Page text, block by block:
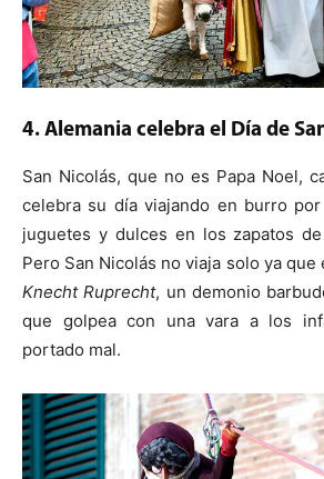
4. Alemania celebra el Día de
San Nicolás, que no es Papa Noel,
celebra su día viajando en burro por
juguetes y dulces en los zapatos
Pero San Nicolás no viaja solo ya que
Knecht Ruprecht, un demonio
que golpea con una vara a los
portado mal.